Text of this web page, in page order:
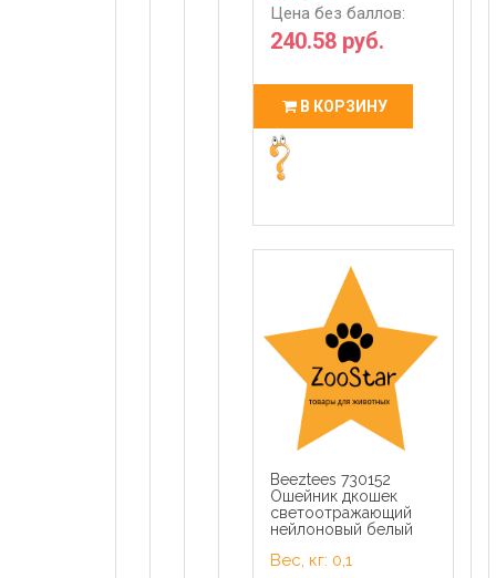
Цена без баллов:
240.58 руб.
В КОРЗИНУ
Beeztees 730152
Ошейник дкошек
светоотражающий
нейлоновый белый
Вес, кг: 0,1